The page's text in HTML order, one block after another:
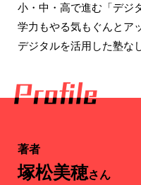
小・中・高で進む「デジ
学力もやる気もぐんとア
デジタルを活用した塾な
著者
塚松美穂さん